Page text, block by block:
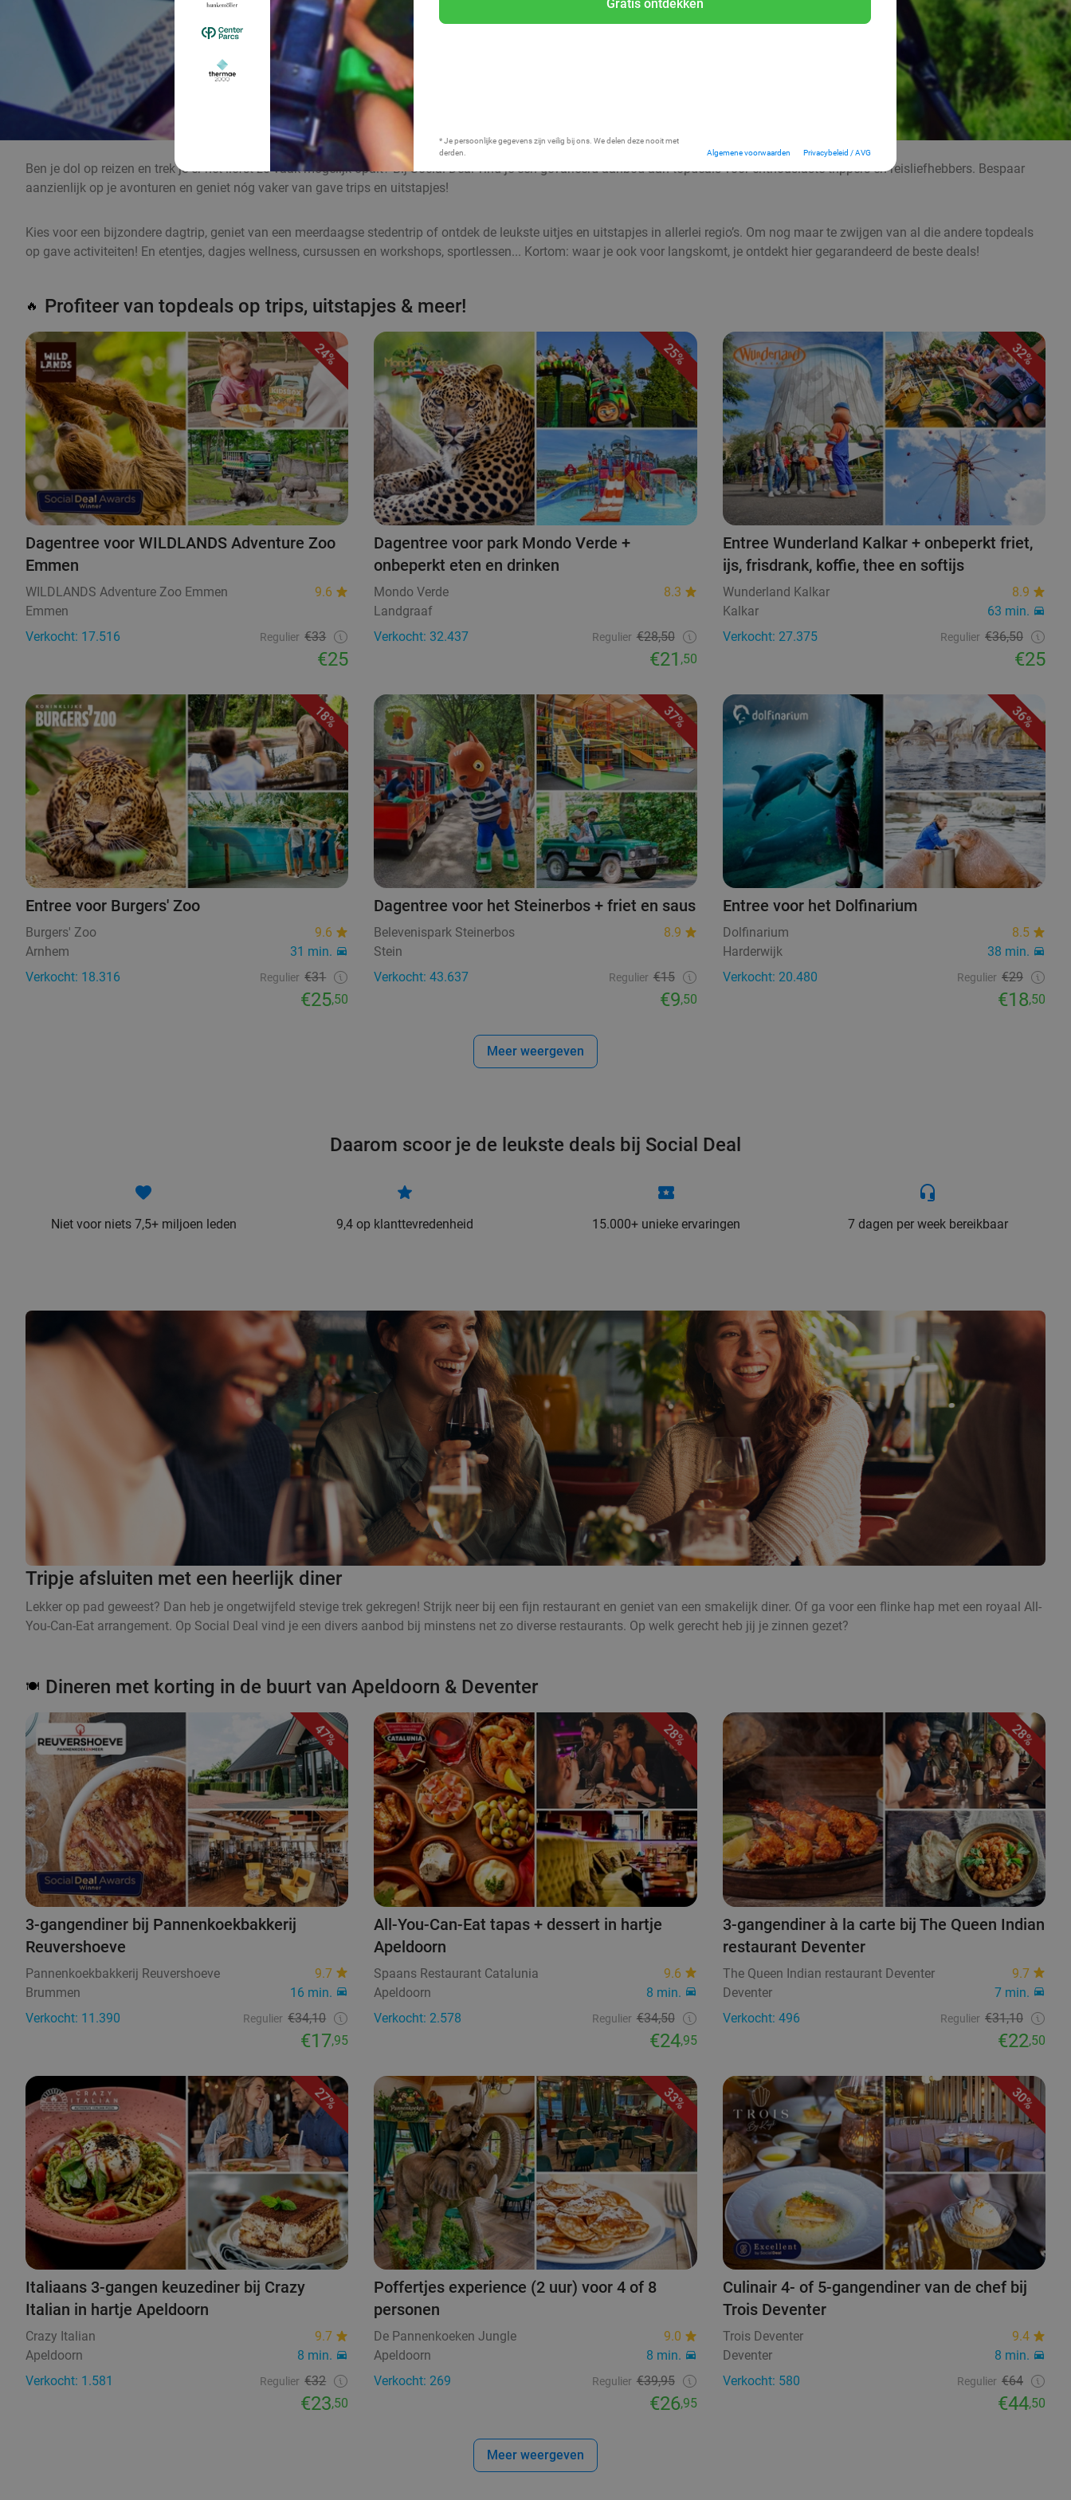
Gratis ontdekken
* Je persoonlijke gegevens zijn veilig bij ons. We delen deze nooit met
derden.
Algemene voorwaarden Privacybeleid / AVG
Ben je dol op reizen en trek je er het liefst zo vaak mogelijk opuit? Bij Social Deal vind je een gevarieerd aanbod aan topdeals voor enthousiaste trippers en reisliefhebbers. Bespaar
aanzienlijk op je avonturen en geniet nóg vaker van gave trips en uitstapjes!
Kies voor een bijzondere dagtrip, geniet van een meerdaagse stedentrip of ontdek de leukste uitjes en uitstapjes in allerlei regio’s. Om nog maar te zwijgen van al die andere topdeals
op gave activiteiten! En etentjes, dagjes wellness, cursussen en workshops, sportlessen... Kortom: waar je ook voor langskomt, je ontdekt hier gegarandeerd de beste deals!
🔥 Profiteer van topdeals op trips, uitstapjes & meer!
24%
Dagentree voor WILDLANDS Adventure Zoo
Emmen
WILDLANDS Adventure Zoo Emmen
9.6
Emmen
Verkocht: 17.516
Regulier €33
€25
25%
Dagentree voor park Mondo Verde +
onbeperkt eten en drinken
Mondo Verde
8.3
Landgraaf
Verkocht: 32.437
Regulier €28,50
€21 ,50
32%
Entree Wunderland Kalkar + onbeperkt friet,
ijs, frisdrank, koffie, thee en softijs
Wunderland Kalkar
8.9
Kalkar
63 min.
Verkocht: 27.375
Regulier €36,50
€25
18%
Entree voor Burgers' Zoo
Burgers' Zoo
9.6
Arnhem
31 min.
Verkocht: 18.316
Regulier €31
€25,50
37%
Dagentree voor het Steinerbos + friet en saus
Belevenispark Steinerbos
8.9
Stein
Verkocht: 43.637
Regulier €15
€9,50
36%
Entree voor het Dolfinarium
Dolfinarium
8.5
Harderwijk
38 min.
Verkocht: 20.480
Regulier €29
€18,50
Meer weergeven
Daarom scoor je de leukste deals bij Social Deal
Niet voor niets 7,5+ miljoen leden 9,4 op klanttevredenheid 15.000+ unieke ervaringen 7 dagen per week bereikbaar
Tripje afsluiten met een heerlijk diner
Lekker op pad geweest? Dan heb je ongetwijfeld stevige trek gekregen! Strijk neer bij een fijn restaurant en geniet van een smakelijk diner. Of ga voor een flinke hap met een royaal All-
You-Can-Eat arrangement. Op Social Deal vind je een divers aanbod bij minstens net zo diverse restaurants. Op welk gerecht heb jij je zinnen gezet?
🍽️ Dineren met korting in de buurt van Apeldoorn & Deventer
47%
3-gangendiner bij Pannenkoekbakkerij
Reuvershoeve
Pannenkoekbakkerij Reuvershoeve
9.7
Brummen
16 min.
Verkocht: 11.390
Regulier €34,10
€17,95
28%
All-You-Can-Eat tapas + dessert in hartje
Apeldoorn
Spaans Restaurant Catalunia
9.6
Apeldoorn
8 min.
Verkocht: 2.578
Regulier €34,50
€24,95
28%
3-gangendiner à la carte bij The Queen Indian
restaurant Deventer
The Queen Indian restaurant Deventer
9.7
Deventer
7 min.
Verkocht: 496
Regulier €31,10
€22,50
27%
Italiaans 3-gangen keuzediner bij Crazy
Italian in hartje Apeldoorn
Crazy Italian
9.7
Apeldoorn
8 min.
Verkocht: 1.581
Regulier €32
€23,50
33%
Poffertjes experience (2 uur) voor 4 of 8
personen
De Pannenkoeken Jungle
9.0
Apeldoorn
8 min.
Verkocht: 269
Regulier €39,95
€26,95
30%
Culinair 4- of 5-gangendiner van de chef bij
Trois Deventer
Trois Deventer
9.4
Deventer
8 min.
Verkocht: 580
Regulier €64
€44,50
Meer weergeven